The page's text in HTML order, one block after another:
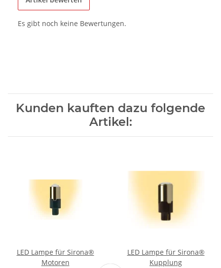
Es gibt noch keine Bewertungen.
Kunden kauften dazu folgende
Artikel:
LED Lampe für Sirona®
Motoren
LED Lampe für Sirona®
Kupplung